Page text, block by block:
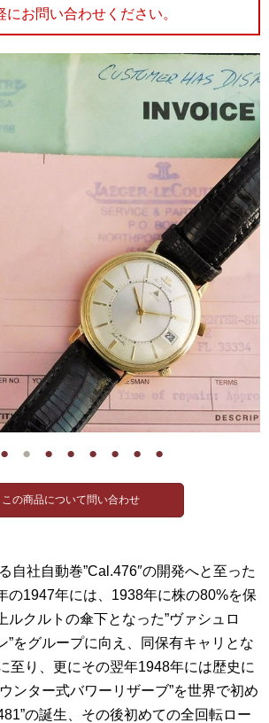
にお問い合わせください。
● ● ● ● ● ● ● ●
自社自動巻”Cal.476″の開発へと至った
の1947年には、1938年に株の80%を保
ルクルトの傘下となった”ヴァシュロ
”をグループに向え、同保有キャリとな
至り、更にその翌年1948年には歴史に
ンター式バワーリザーブ”を世界で初め
の誕生、その後初めての全回転ロー